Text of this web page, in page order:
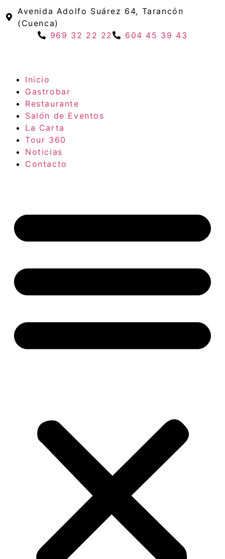
Avenida Adolfo Suárez 64, Tarancón
(Cuenca)
969 32 22 22
604 45 39 43
Inicio
Gastrobar
Restaurante
Salón de Eventos
La Carta
Tour 360
Noticias
Contacto